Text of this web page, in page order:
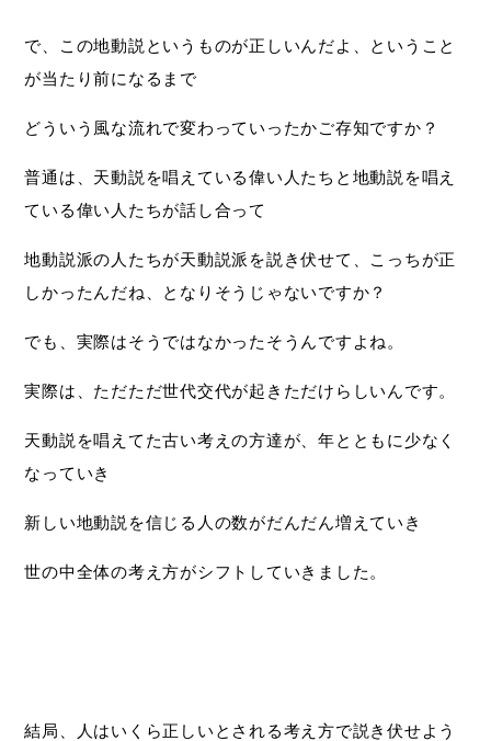
で、この地動説というものが正しいんだよ、ということ
が当たり前になるまで
どういう風な流れで変わっていったかご存知ですか？
普通は、天動説を唱えている偉い人たちと地動説を唱え
ている偉い人たちが話し合って
地動説派の人たちが天動説派を説き伏せて、こっちが正
しかったんだね、となりそうじゃないですか？
でも、実際はそうではなかったそうんですよね。
実際は、ただただ世代交代が起きただけらしいんです。
天動説を唱えてた古い考えの方達が、年とともに少なく
なっていき
新しい地動説を信じる人の数がだんだん増えていき
世の中全体の考え方がシフトしていきました。
結局、人はいくら正しいとされる考え方で説き伏せよう